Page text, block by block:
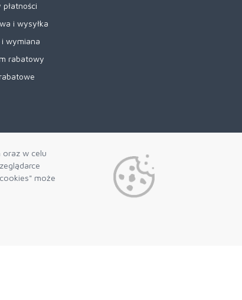
oraz w celu
może
płatności
i wysyłka
wymiana
rabatowy